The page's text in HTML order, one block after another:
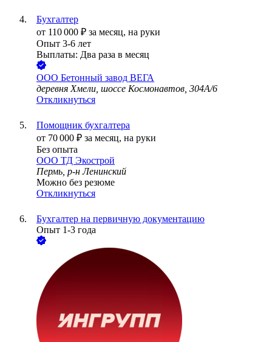
Бухгалтер
от 110 000 ₽ за месяц, на руки
Опыт 3-6 лет
Выплаты: Два раза в месяц
ООО Бетонный завод ВЕГА
деревня Хмели, шоссе Космонавтов, 304А/6
Откликнуться
Помощник бухгалтера
от 70 000 ₽ за месяц, на руки
Без опыта
ООО ТД Экострой
Пермь, р-н Ленинский
Можно без резюме
Откликнуться
Бухгалтер на первичную документацию
Опыт 1-3 года